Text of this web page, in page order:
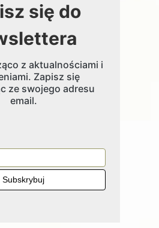
się do
z aktualnościami i
Zapisz się
ze swojego adresu
email.